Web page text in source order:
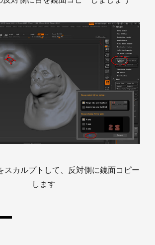
スカルプトして、反対側に鏡面コピー
します